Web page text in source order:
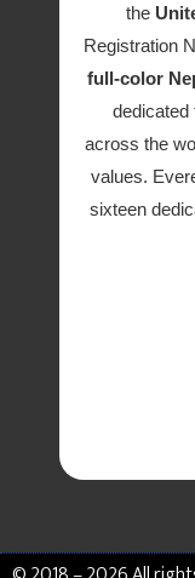
the
Registration
full-color
dedicated
across the
values.
sixteen